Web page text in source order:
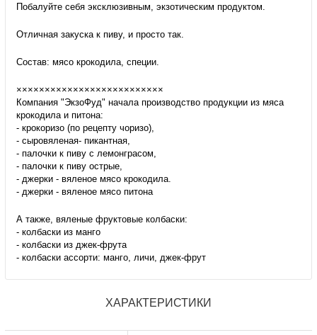
Побалуйте себя эксклюзивным, экзотическим продуктом.
Отличная закуска к пиву, и просто так.
Состав: мясо крокодила, специи.
××××××××××××××××××××××××××
Компания "ЭкзоФуд" начала производство продукции из мяса
крокодила и питона:
- крокоризо (по рецепту чоризо),
- сыровяленая- пикантная,
- палочки к пиву с лемонграсом,
- палочки к пиву острые,
- джерки - вяленое мясо крокодила.
- джерки - вяленое мясо питона
А также, вяленые фруктовые колбаски:
- колбаски из манго
- колбаски из джек-фрута
- колбаски ассорти: манго, личи, джек-фрут
ХАРАКТЕРИСТИКИ